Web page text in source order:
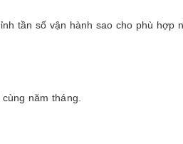
tần số vận hành sao cho phù hợp
năm tháng.